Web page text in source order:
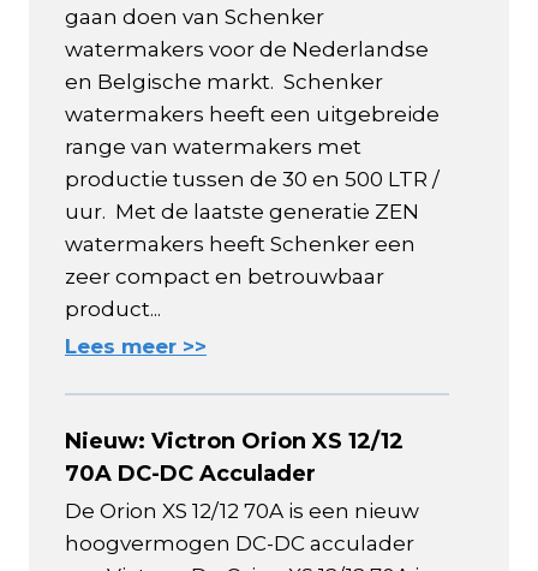
gaan doen van Schenker
watermakers voor de Nederlandse
en Belgische markt. Schenker
watermakers heeft een uitgebreide
range van watermakers met
productie tussen de 30 en 500 LTR /
uur. Met de laatste generatie ZEN
watermakers heeft Schenker een
zeer compact en betrouwbaar
product...
Lees meer >>
Nieuw: Victron Orion XS 12/12
70A DC-DC Acculader
De Orion XS 12/12 70A is een nieuw
hoogvermogen DC-DC acculader